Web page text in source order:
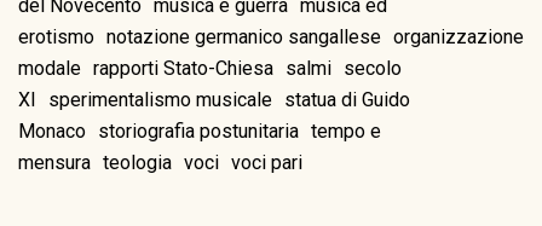
del Novecento musica e guerra musica ed
erotismo notazione germanico sangallese organizzazione
modale rapporti Stato-Chiesa salmi secolo
XI
sperimentalismo musicale statua di Guido
Monaco storiografia postunitaria tempo e
mensura teologia voci voci pari